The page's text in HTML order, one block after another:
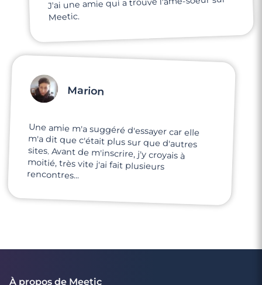
Meetic.
Marion
Une amie m'a suggéré d'essayer car elle
m'a dit que c'était plus sur que d'autres
sites. Avant de m'inscrire, j'y croyais à
moitié, très vite j'ai fait plusieurs
rencontres...
À propos de Meetic